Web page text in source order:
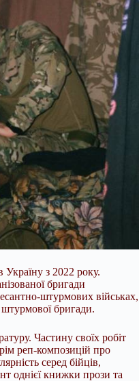
з 2022 року.
бригади
штурмових військах,
штурмової бригади.
Частину своїх робіт
реп-композицій про
серед бійців,
однієї книжки прози та